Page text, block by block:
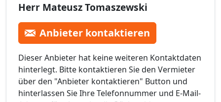
Herr Mateusz Tomaszewski
Anbieter kontaktieren
Dieser Anbieter hat keine weiteren Kontaktdaten
hinterlegt. Bitte kontaktieren Sie den Vermieter
über den "Anbieter kontaktieren" Button und
hinterlassen Sie Ihre Telefonnummer und E-Mail-